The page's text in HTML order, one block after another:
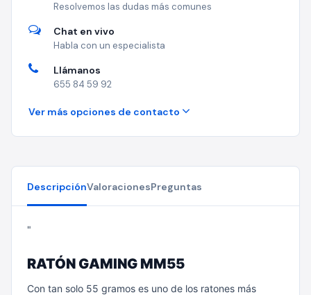
Resolvemos las dudas más comunes
Chat en vivo
Habla con un especialista
Llámanos
655 84 59 92
Ver más opciones de contacto
DescripciónValoracionesPreguntas
"
RATÓN GAMING MM55
Con tan solo 55 gramos es uno de los ratones más